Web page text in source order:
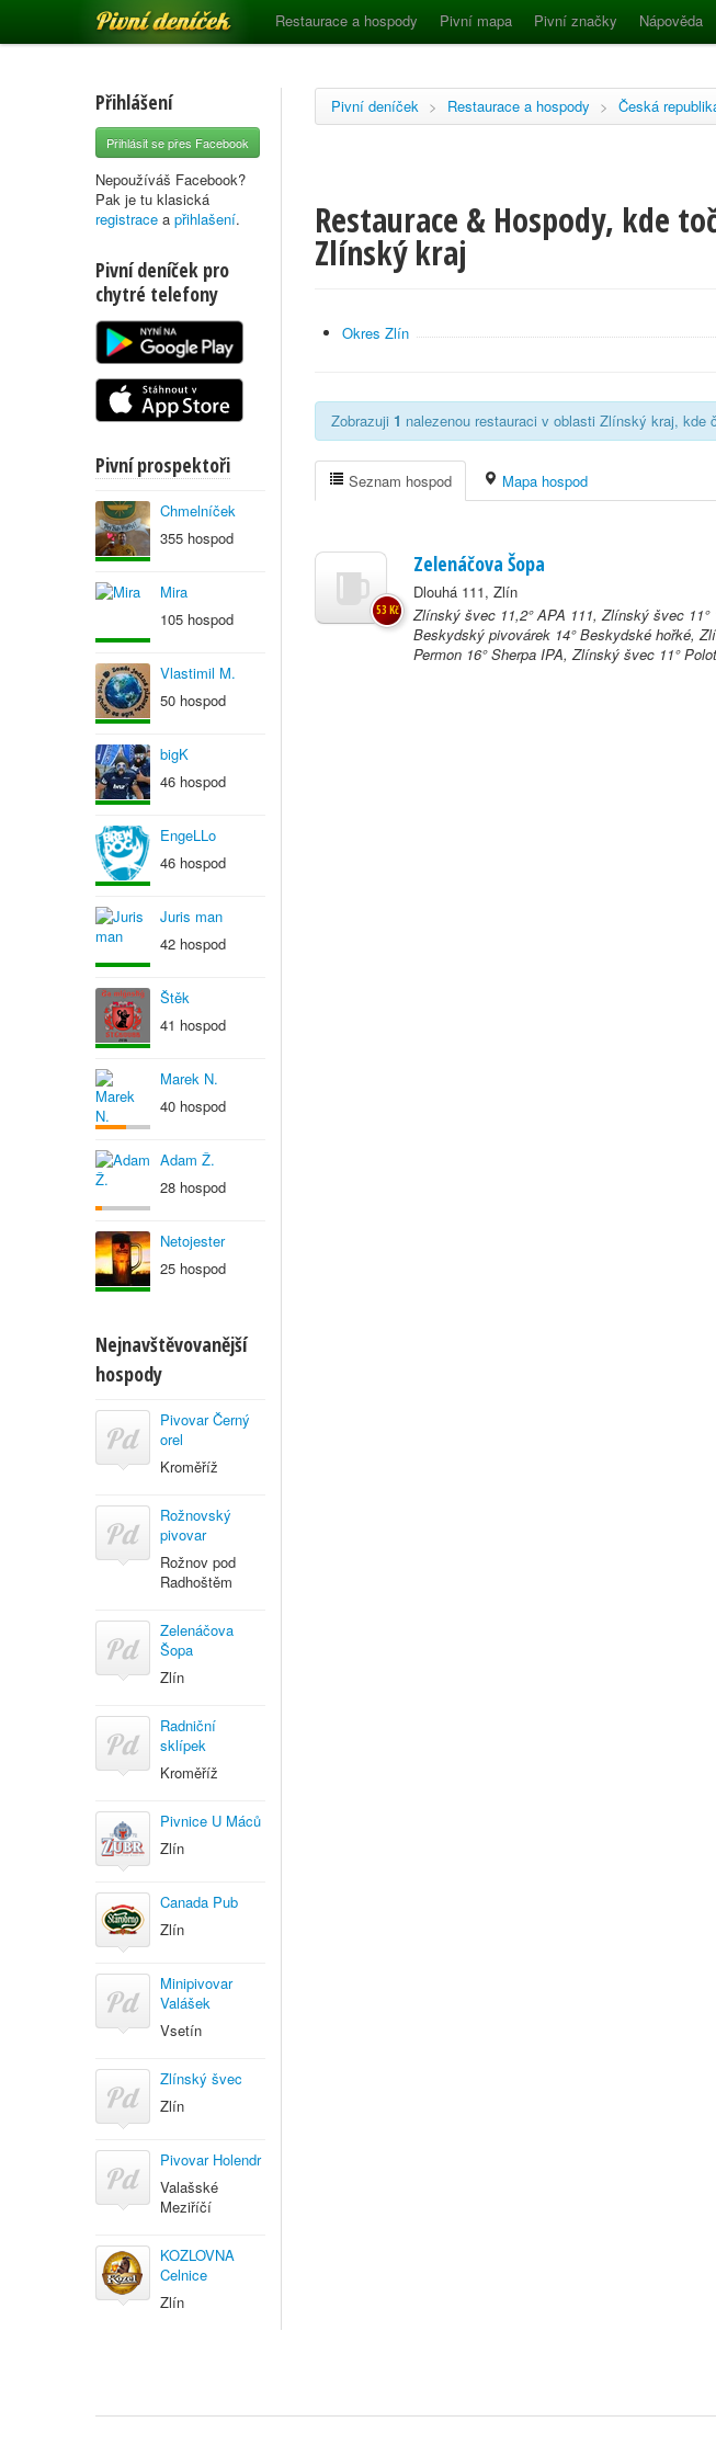
Pivní deníček Restaurace a hospody Pivní mapa Pivní značky Nápověda
Přihlášení
Přihlásit se přes Facebook
Nepoužíváš Facebook?
Pak je tu klasická
registrace a přihlašení.
Pivní deníček pro
chytré telefony
Pivní prospektoři
Chmelníček
355 hospod
Mira
105 hospod
Vlastimil M.
50 hospod
bigK
46 hospod
EngeLLo
46 hospod
Juris man
42 hospod
Štěk
41 hospod
Marek N.
40 hospod
Adam Ž.
28 hospod
Netojester
25 hospod
Nejnavštěvovanější
hospody
Pivovar Černý
orel
Kroměříž
Rožnovský
pivovar
Rožnov pod
Radhoštěm
Zelenáčova
Šopa
Zlín
Radniční
sklípek
Kroměříž
Pivnice U Máců
Zlín
Canada Pub
Zlín
Minipivovar
Valášek
Vsetín
Zlínský švec
Zlín
Pivovar Holendr
Valašské
Meziříčí
KOZLOVNA
Celnice
Zlín
Pivní deníček > Restaurace a hospody > Česká
Restaurace & Hospody, kde
Zlínský kraj
Okres Zlín
Zobrazuji 1 nalezenou restauraci v oblasti Zlínský kraj, kde
Seznam hospod Mapa hospod
Zelenáčova Šopa
Dlouhá 111, Zlín
Zlínský švec 11,2° APA 111, Zlínský švec 11°
Beskydský pivovárek 14° Beskydské hořké,
Permon 16° Sherpa IPA, Zlínský švec 11°
53 Kč